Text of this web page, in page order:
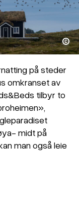
Lena Knutli
på steder
omkranset av
tilbyr to
midt på
man også leie